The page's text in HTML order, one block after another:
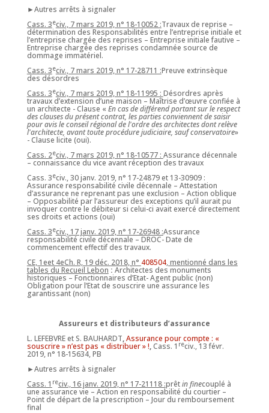
►Autres arrêts à signaler
Cass. 3eciv., 7 mars 2019, n° 18-10052 :Travaux de reprise –
détermination des Responsabilités entre l’entreprise initiale et
l’entreprise chargée des reprises – Entreprise initiale fautive –
Entreprise chargée des reprises condamnée source de
dommage immatériel.
Cass. 3eciv., 7 mars 2019, n° 17-28711 :Preuve extrinsèque
des désordres
Cass. 3eciv., 7 mars 2019, n° 18-11995 : Désordres après
travaux d’extension d’une maison – Maîtrise d’œuvre confiée à
un architecte - Clause «En cas de différend portant sur le respect
des clauses du présent contrat, les parties conviennent de saisir
pour avis le conseil régional de l'ordre des architectes dont relève
l'architecte, avant toute procédure judiciaire, sauf conservatoire»
- Clause licite (oui).
Cass. 2eciv., 7 mars 2019, n° 18-10577 : Assurance décennale
– connaissance du vice avant réception des travaux
Cass. 3eciv., 30 janv. 2019, n° 17-24879 et 13-30909 :
Assurance responsabilité civile décennale – Attestation
d’assurance ne reprenant pas une exclusion – Action oblique
– Opposabilité par l’assureur des exceptions qu’il aurait pu
invoquer contre le débiteur si celui-ci avait exercé directement
ses droits et actions (oui)
Cass. 3eciv., 17 janv. 2019, n° 17-26948 :Assurance
responsabilité civile décennale – DROC- Date de
commencement effectif des travaux.
CE, 1eet 4eCh. R, 19 déc. 2018, n° 408504, mentionné dans les
tables du Recueil Lebon : Architectes des monuments
historiques – Fonctionnaires d’Etat- Agent public (non)
Obligation pour l’Etat de souscrire une assurance les
garantissant (non)
Assureurs et distributeurs d’assurance
L. LEFEBVRE et S. BAUHARDT,Assurance pour compte : «
souscrire » n’est pas « distribuer » !,Cass. 1 reciv., 13 févr.
2019, n° 18-15634, PB
►Autres arrêts à signaler
Cass. 1 reciv., 16 janv. 2019, n° 17-21118 :prêtin finecouplé à
une assurance vie – Action en responsabilité du courtier –
Point de départ de la prescription – Jour du remboursement
final